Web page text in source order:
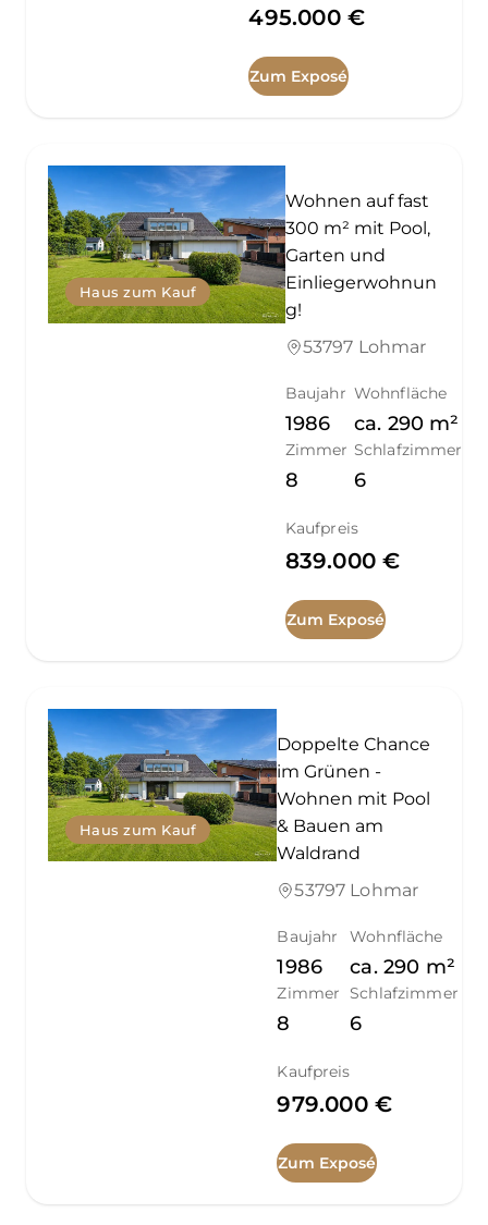
495.000 €
Zum Exposé
Haus zum Kauf
Wohnen auf fast
300 m² mit Pool,
Garten und
Einliegerwohnun
g!
53797 Lohmar
Baujahr
1986
Wohnfläche
ca. 290 m²
Zimmer
8
Schlafzimmer
6
Kaufpreis
839.000 €
Zum Exposé
Haus zum Kauf
Doppelte Chance
im Grünen -
Wohnen mit Pool
& Bauen am
Waldrand
53797 Lohmar
Baujahr
1986
Wohnfläche
ca. 290 m²
Zimmer
8
Schlafzimmer
6
Kaufpreis
979.000 €
Zum Exposé